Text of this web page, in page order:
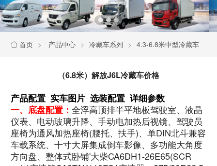
 首页 > 产品中心 > 冷藏车系列 > 4.3-6.8米中型冷藏车
（6.8米）解放J6L冷藏车价格
产品配置 实车图片 选装配置 详细参数
一、底盘配置：全浮高顶排半平地板驾驶室、液晶
仪表、电动玻璃升降、手动电加热后视镜、驾驶员
座椅为通风加热座椅(腰托、扶手)、单DIN北斗兼容
车载系统、十寸大屏集成倒车影像、多功能大角度
方向盘、整体式卧铺'大柴CA6DH1-26E65(SCR